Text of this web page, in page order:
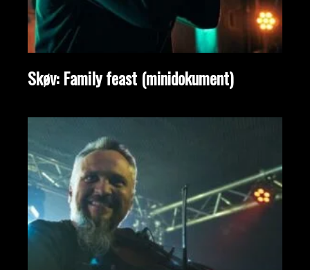
Skøv: Family feast (minidokument)